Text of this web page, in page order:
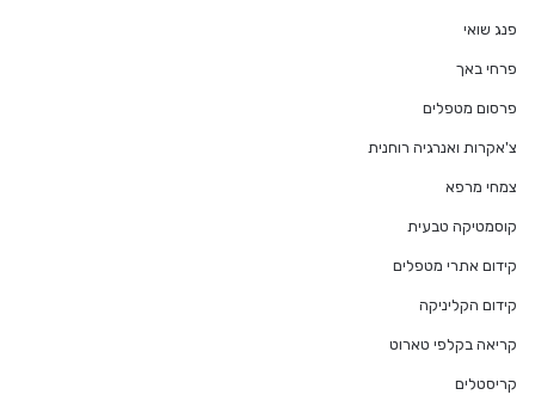
פנג שואי
פרחי באך
פרסום מטפלים
צ'אקרות ואנרגיה רוחנית
צמחי מרפא
קוסמטיקה טבעית
קידום אתרי מטפלים
קידום הקליניקה
קריאה בקלפי טארוט
קריסטלים